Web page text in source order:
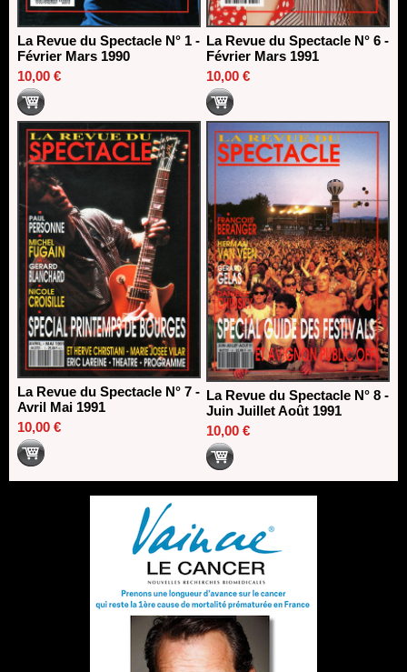
La Revue du Spectacle N° 1 -
Février Mars 1990
10,00 €
La Revue du Spectacle N° 6 -
Février Mars 1991
10,00 €
La Revue du Spectacle N° 7 -
Avril Mai 1991
10,00 €
La Revue du Spectacle N° 8 -
Juin Juillet Août 1991
10,00 €